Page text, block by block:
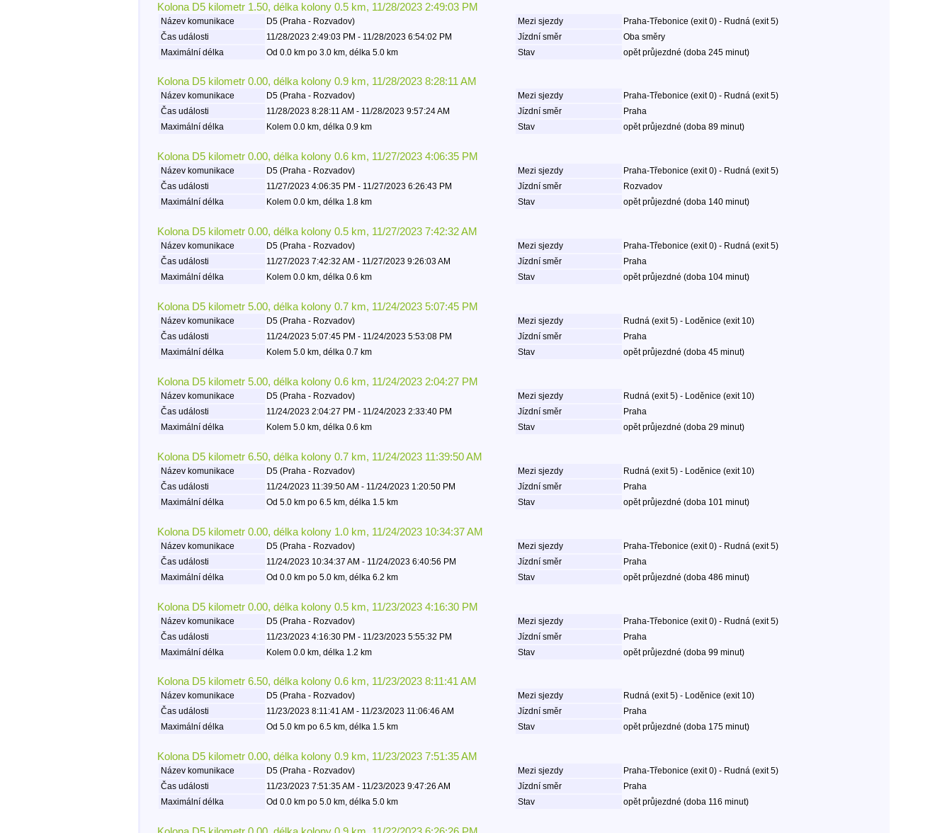
Kolona D5 kilometr 1.50, délka kolony 0.5 km, 11/28/2023 2:49:03 PM
Název komunikace D5 (Praha - Rozvadov) Mezi sjezdy
Praha-Třebonice (exit 0) - Rudná (exit 5)
Čas události
11/28/2023 2:49:03 PM - 11/28/2023 6:54:02 PM Jízdní směr
Oba směry
Maximální délka
Od 0.0 km po 3.0 km, délka 5.0 km Stav opět průjezdné (doba 245 minut)
Kolona D5 kilometr 0.00, délka kolony 0.9 km, 11/28/2023 8:28:11 AM
Název komunikace D5 (Praha - Rozvadov) Mezi sjezdy
Praha-Třebonice (exit 0) - Rudná (exit 5)
Čas události
11/28/2023 8:28:11 AM - 11/28/2023 9:57:24 AM Jízdní směr
Praha
Maximální délka
Kolem 0.0 km, délka 0.9 km Stav opět průjezdné (doba 89 minut)
Kolona D5 kilometr 0.00, délka kolony 0.6 km, 11/27/2023 4:06:35 PM
Název komunikace D5 (Praha - Rozvadov) Mezi sjezdy
Praha-Třebonice (exit 0) - Rudná (exit 5)
Čas události
11/27/2023 4:06:35 PM - 11/27/2023 6:26:43 PM Jízdní směr
Rozvadov
Maximální délka
Kolem 0.0 km, délka 1.8 km Stav opět průjezdné (doba 140 minut)
Kolona D5 kilometr 0.00, délka kolony 0.5 km, 11/27/2023 7:42:32 AM
Název komunikace D5 (Praha - Rozvadov) Mezi sjezdy
Praha-Třebonice (exit 0) - Rudná (exit 5)
Čas události
11/27/2023 7:42:32 AM - 11/27/2023 9:26:03 AM Jízdní směr
Praha
Maximální délka
Kolem 0.0 km, délka 0.6 km Stav opět průjezdné (doba 104 minut)
Kolona D5 kilometr 5.00, délka kolony 0.7 km, 11/24/2023 5:07:45 PM
Název komunikace D5 (Praha - Rozvadov) Mezi sjezdy
Rudná (exit 5) - Loděnice (exit 10)
Čas události
11/24/2023 5:07:45 PM - 11/24/2023 5:53:08 PM Jízdní směr
Praha
Maximální délka
Kolem 5.0 km, délka 0.7 km Stav opět průjezdné (doba 45 minut)
Kolona D5 kilometr 5.00, délka kolony 0.6 km, 11/24/2023 2:04:27 PM
Název komunikace D5 (Praha - Rozvadov) Mezi sjezdy
Rudná (exit 5) - Loděnice (exit 10)
Čas události
11/24/2023 2:04:27 PM - 11/24/2023 2:33:40 PM Jízdní směr
Praha
Maximální délka
Kolem 5.0 km, délka 0.6 km Stav opět průjezdné (doba 29 minut)
Kolona D5 kilometr 6.50, délka kolony 0.7 km, 11/24/2023 11:39:50 AM
Název komunikace D5 (Praha - Rozvadov) Mezi sjezdy
Rudná (exit 5) - Loděnice (exit 10)
Čas události
11/24/2023 11:39:50 AM - 11/24/2023 1:20:50 PM Jízdní směr
Praha
Maximální délka
Od 5.0 km po 6.5 km, délka 1.5 km Stav opět průjezdné (doba 101 minut)
Kolona D5 kilometr 0.00, délka kolony 1.0 km, 11/24/2023 10:34:37 AM
Název komunikace D5 (Praha - Rozvadov) Mezi sjezdy
Praha-Třebonice (exit 0) - Rudná (exit 5)
Čas události
11/24/2023 10:34:37 AM - 11/24/2023 6:40:56 PM Jízdní směr
Praha
Maximální délka
Od 0.0 km po 5.0 km, délka 6.2 km Stav opět průjezdné (doba 486 minut)
Kolona D5 kilometr 0.00, délka kolony 0.5 km, 11/23/2023 4:16:30 PM
Název komunikace D5 (Praha - Rozvadov) Mezi sjezdy
Praha-Třebonice (exit 0) - Rudná (exit 5)
Čas události
11/23/2023 4:16:30 PM - 11/23/2023 5:55:32 PM Jízdní směr
Praha
Maximální délka
Kolem 0.0 km, délka 1.2 km Stav opět průjezdné (doba 99 minut)
Kolona D5 kilometr 6.50, délka kolony 0.6 km, 11/23/2023 8:11:41 AM
Název komunikace D5 (Praha - Rozvadov) Mezi sjezdy
Rudná (exit 5) - Loděnice (exit 10)
Čas události
11/23/2023 8:11:41 AM - 11/23/2023 11:06:46 AM Jízdní směr
Praha
Maximální délka
Od 5.0 km po 6.5 km, délka 1.5 km Stav opět průjezdné (doba 175 minut)
Kolona D5 kilometr 0.00, délka kolony 0.9 km, 11/23/2023 7:51:35 AM
Název komunikace D5 (Praha - Rozvadov) Mezi sjezdy
Praha-Třebonice (exit 0) - Rudná (exit 5)
Čas události
11/23/2023 7:51:35 AM - 11/23/2023 9:47:26 AM Jízdní směr
Praha
Maximální délka
Od 0.0 km po 5.0 km, délka 5.0 km Stav opět průjezdné (doba 116 minut)